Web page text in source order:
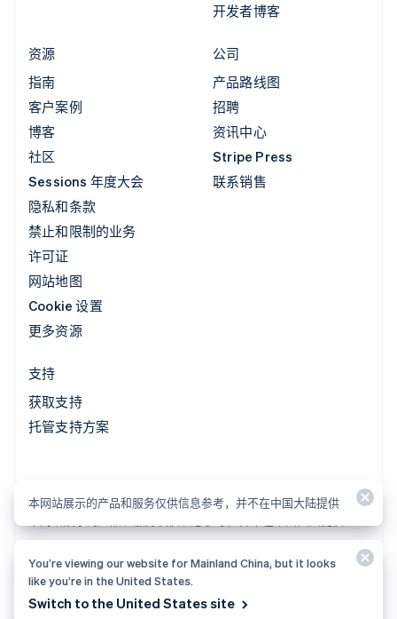
开发者博客
资源
指南
客户案例
博客
社区
Sessions 年度大会
隐私和条款
禁止和限制的业务
许可证
网站地图
Cookie 设置
更多资源
公司
产品路线图
招聘
资讯中心
Stripe Press
联系销售
支持
获取支持
托管支持方案
© 2026 Stripe, LLC
本网站展示的产品和服务仅供信息参考，并不在中国大陆提供
You’re viewing our website for Mainland China, but it looks
like you’re in the United States.
Switch to the United States site